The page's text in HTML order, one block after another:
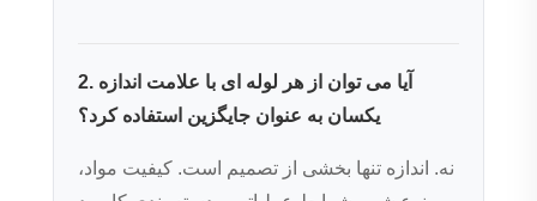
2. آیا می توان از هر لوله ای با علامت اندازه
یکسان به عنوان جایگزین استفاده کرد؟
نه. اندازه تنها بخشی از تصمیم است. کیفیت مواد،